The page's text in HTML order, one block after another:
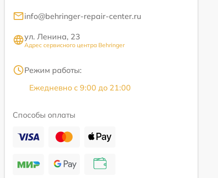
info@behringer-repair-center.ru
ул. Ленина, 23
Адрес сервисного центра Behringer
Режим работы:
Ежедневно с 9:00 до 21:00
Способы оплаты